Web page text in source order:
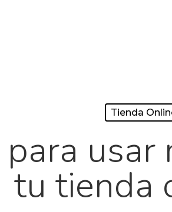
Tienda
tu tienda